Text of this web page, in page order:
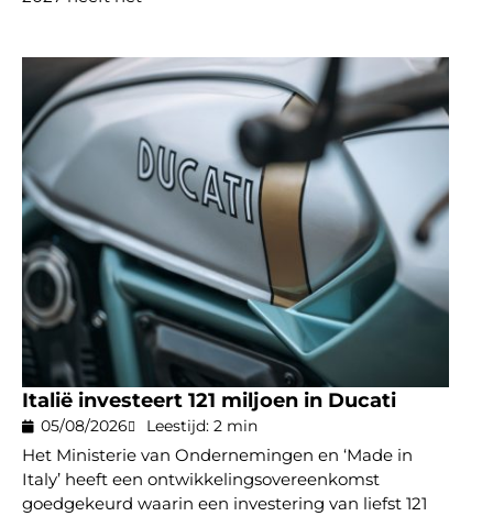
Italië investeert 121 miljoen in Ducati
05/08/2026 Leestijd: 2 min
Het Ministerie van Ondernemingen en ‘Made in
Italy’ heeft een ontwikkelingsovereenkomst
goedgekeurd waarin een investering van liefst 121